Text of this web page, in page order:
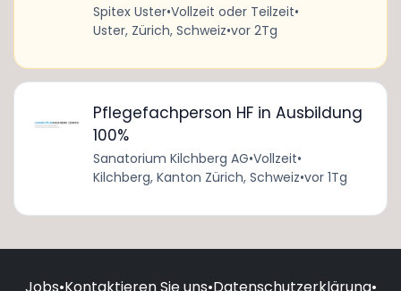
Spitex Uster•Vollzeit oder Teilzeit•
Uster, Zürich, Schweiz•vor 2Tg
Pflegefachperson HF in Ausbildung
100%
Sanatorium Kilchberg AG•Vollzeit•
Kilchberg, Kanton Zürich, Schweiz•vor 1Tg
Jobs•Kontaktieren Sie uns•Datenschutzerklärung•